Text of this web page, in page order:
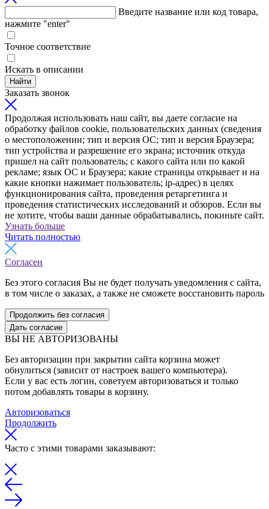
Введите название или код товара,
нажмите "enter"
Точное соответствие
Искать в описании
Найти
Заказать звонок
Продолжая использовать наш сайт, вы даете согласие на
обработку файлов cookie, пользовательских данных (сведения
о местоположении; тип и версия ОС; тип и версия Браузера;
тип устройства и разрешение его экрана; источник откуда
пришел на сайт пользователь; с какого сайта или по какой
рекламе; язык ОС и Браузера; какие страницы открывает и на
какие кнопки нажимает пользователь; ip-адрес) в целях
функционирования сайта, проведения ретаргетинга и
проведения статистических исследований и обзоров. Если вы
не хотите, чтобы ваши данные обрабатывались, покиньте сайт.
Узнать больше
Читать полностью
Согласен
Без этого согласия Вы не будет получать уведомления с сайта,
в том числе о заказах, а также не сможете восстановить пароль
Продолжить без согласия
Дать согласие
ВЫ НЕ АВТОРИЗОВАНЫ
Без авторизации при закрытии сайта корзина может
обнулиться (зависит от настроек вашего компьютера).
Если у вас есть логин, советуем авторизоваться и только
потом добавлять товары в корзину.
Авторизоваться
Продолжить
Часто с этими товарами заказывают: